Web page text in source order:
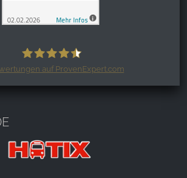
Harzspots.com - Den neuen Harz
auf ProvenExpert.com